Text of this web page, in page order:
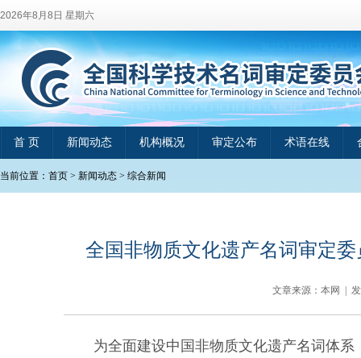
2026年8月8日 星期六
首 页 新闻动态 机构概况 审定公布 术语在线
当前位置： 首页 > 新闻动态 > 综合新闻
全国非物质文化遗产名词审定
文章来源：本网 |
为全面建设中国非物质文化遗产名词体